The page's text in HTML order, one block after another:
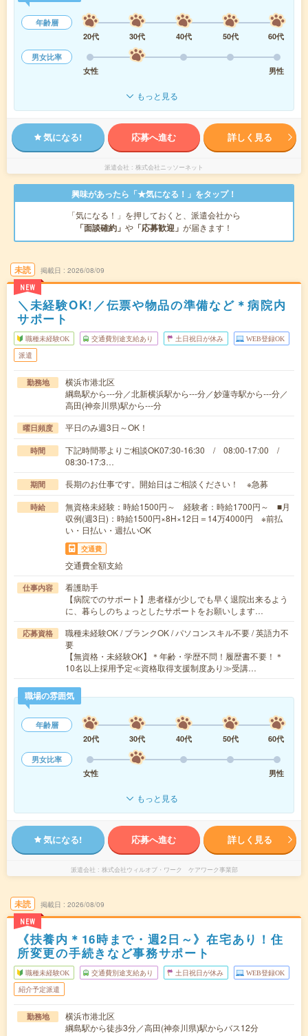
年齢層
20代
30代 40代 50代
60代
男女比率
女性
男性
もっと見る
気になる! 応募へ進む 詳しく見る
派遣会社 株式会社ニッソーネット
興味があったら「★気になる！」をタップ！
「気になる！」を押しておくと、派遣会社から
「面談確約」 や 「応募歓迎」 が届きます！
未読
NEW
掲載日 2026/08/09
＼未経験OK!／伝票や物品の準備など＊病院内
サポート
職種未経験OK 交通費別途支給あり 土日祝日が休み WEB登録OK
派遣
勤務地
横浜市港北区
綱島駅から---分／北新横浜駅から---分／妙蓮寺駅から---分／
高田(神奈川県)駅から---分
曜日頻度 平日のみ週3日～OK！
時間
下記時間帯よりご相談OK07:30-16:30 / 08:00-17:00 /
08:30-17:3…
期間 長期のお仕事です。開始日はご相談ください！ ※急募
時給
無資格未経験：時給1500円～ 経験者：時給1700円～ ■月
収例(週3日)：時給1500円×8H×12日＝14万4000円 ※前払
い・日払い・週払いOK
交通費
交通費全額支給
仕事内容
看護助手
【病院でのサポート】患者様が少しでも早く退院出来るよう
に、暮らしのちょっとしたサポートをお願いします…
応募資格
職種未経験OK / ブランクOK / パソコンスキル不要 / 英語力不
要
【無資格・未経験OK】＊年齢・学歴不問！履歴書不要！＊
10名以上採用予定≪資格取得支援制度あり≫受講…
職場の雰囲気
年齢層
20代
30代 40代 50代
60代
男女比率
女性
男性
もっと見る
気になる! 応募へ進む 詳しく見る
派遣会社 株式会社ウィルオブ・ワーク ケアワーク事業部
未読
NEW
掲載日 2026/08/09
《扶養内＊16時まで・週2日～》在宅あり！住
所変更の手続きなど事務サポート
職種未経験OK 交通費別途支給あり 土日祝日が休み WEB登録OK
紹介予定派遣
勤務地
横浜市港北区
綱島駅から徒歩3分／高田(神奈川県)駅からバス12分